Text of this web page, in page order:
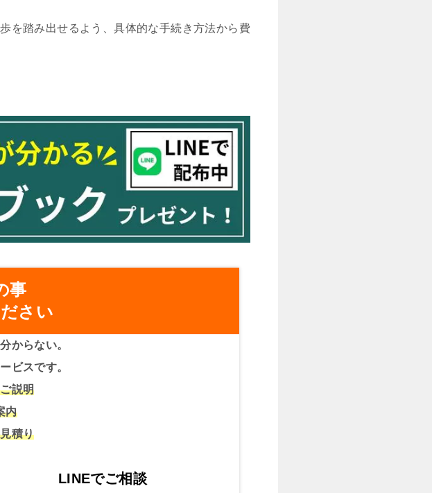
を踏み出せるよう、具体的な手続き方法から費
事
さい
からない。
ビスです。
説明
内
積り
LINEでご相談